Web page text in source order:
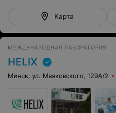
Карта
МЕЖДУНАРОДНАЯ ЛАБОРАТОРИЯ
HELIX
Минск, ул. Маяковского, 129А/2